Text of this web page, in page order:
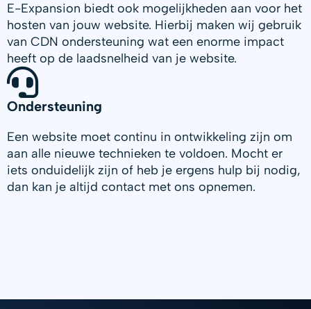
E-Expansion biedt ook mogelijkheden aan voor het
hosten van jouw website. Hierbij maken wij gebruik
van CDN ondersteuning wat een enorme impact
heeft op de laadsnelheid van je website.
Ondersteuning
Een website moet continu in ontwikkeling zijn om
aan alle nieuwe technieken te voldoen. Mocht er
iets onduidelijk zijn of heb je ergens hulp bij nodig,
dan kan je altijd contact met ons opnemen.